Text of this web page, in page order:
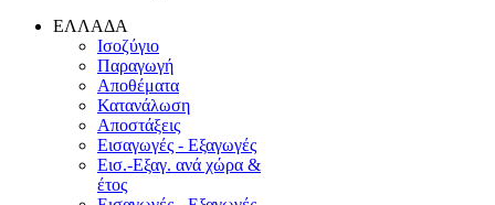
EΛΛAΔA
Ισοζύγιο
Παραγωγή
Αποθέματα
Κατανάλωση
Αποστάξεις
Εισαγωγές - Εξαγωγές
Εισ.-Εξαγ. ανά χώρα &
έτος